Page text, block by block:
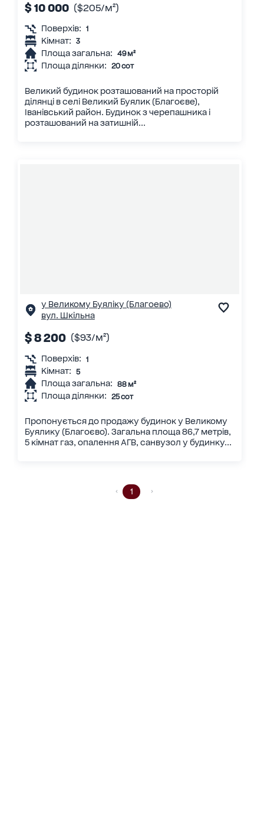
$ 10 000 ($205/м²)
Поверхів: 1
Кімнат: 3
Площа загальна: 49 м²
Площа ділянки: 20 сот
Великий будинок розташований на просторій
ділянці в селі Великий Буялик (Благоєве),
Іванівський район. Будинок з черепашника і
розташований на затишній...
у Великому Буяліку (Благоево)
вул. Шкільна
$ 8 200 ($93/м²)
Поверхів: 1
Кімнат: 5
Площа загальна: 88 м²
Площа ділянки: 25 сот
Пропонується до продажу будинок у Великому
Буялику (Благоєво). Загальна площа 86,7 метрів,
5 кімнат газ, опалення АГВ, санвузол у будинку...
1